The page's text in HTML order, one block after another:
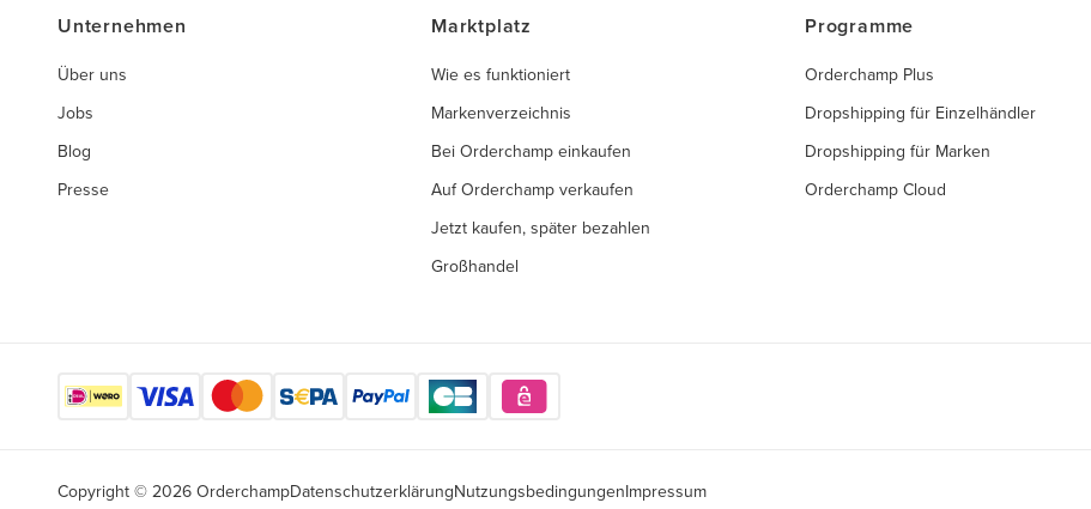
Unternehmen
Über uns
Jobs
Blog
Presse
Marktplatz
Wie es funktioniert
Markenverzeichnis
Bei Orderchamp einkaufen
Auf Orderchamp verkaufen
Jetzt kaufen, später bezahlen
Großhandel
Programme
Orderchamp Plus
Dropshipping für Einzelhändler
Dropshipping für Marken
Orderchamp Cloud
Copyright © 2026 OrderchampDatenschutzerklärungNutzungsbedingungenImpressum